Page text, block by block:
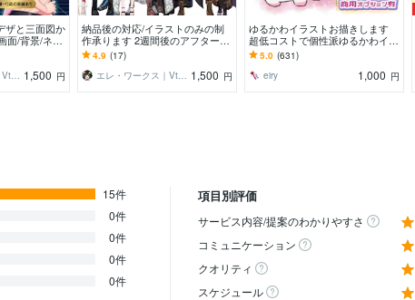
ザと三面図か
面/背景/ネー
/OP/EDセッ
エレ・ワークス｜Vtuber制作 1,500 円
納品後の対応/イラストのみの制
作承ります 2週間後のアフター対
応受付窓口です
4.9 (17)
エレ・ワークス｜Vtuber制作 1,500 円
ゆるかわイラストお描きします
超低コストで個性派ゆるかわイラ
スト
5.0 (631)
eiry
1,000 円
15件
0件
0件
0件
0件
項目別評価
サービス内容/提案のわかりやすさ
コミュニケーション
クオリティ
スケジュール